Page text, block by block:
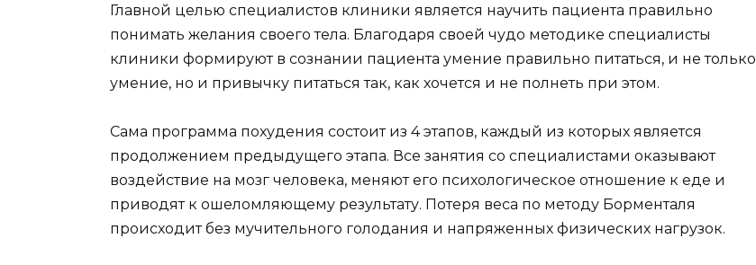
Главной целью специалистов клиники является научить пациента правильно
понимать желания своего тела. Благодаря своей чудо методике специалисты
клиники формируют в сознании пациента умение правильно питаться, и не только
умение, но и привычку питаться так, как хочется и не полнеть при этом.
Сама программа похудения состоит из 4 этапов, каждый из которых является
продолжением предыдущего этапа. Все занятия со специалистами оказывают
воздействие на мозг человека, меняют его психологическое отношение к еде и
приводят к ошеломляющему результату. Потеря веса по методу Борменталя
происходит без мучительного голодания и напряженных физических нагрузок.